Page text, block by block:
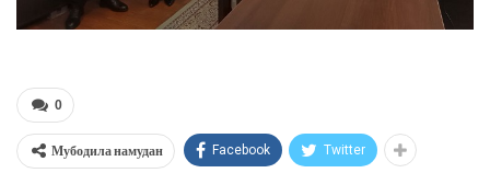
0
Мубодила намудан Facebook Twitter